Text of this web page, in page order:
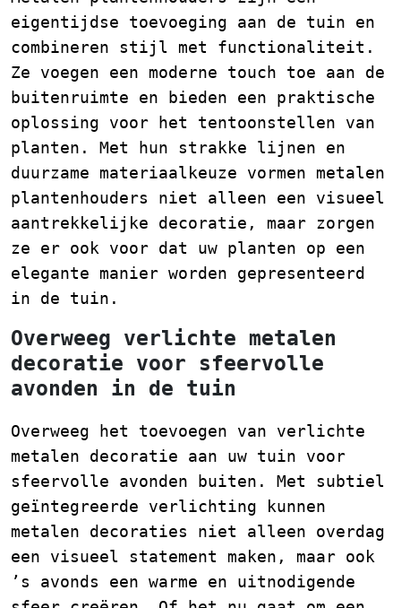
eigentijdse toevoeging aan de tuin en
combineren stijl met functionaliteit.
Ze voegen een moderne touch toe aan de
buitenruimte en bieden een praktische
oplossing voor het tentoonstellen van
planten. Met hun strakke lijnen en
duurzame materiaalkeuze vormen metalen
plantenhouders niet alleen een visueel
aantrekkelijke decoratie, maar zorgen
ze er ook voor dat uw planten op een
elegante manier worden gepresenteerd
in de tuin.
Overweeg verlichte metalen
decoratie voor sfeervolle
avonden in de tuin
Overweeg het toevoegen van verlichte
metalen decoratie aan uw tuin voor
sfeervolle avonden buiten. Met subtiel
geïntegreerde verlichting kunnen
metalen decoraties niet alleen overdag
een visueel statement maken, maar ook
’s avonds een warme en uitnodigende